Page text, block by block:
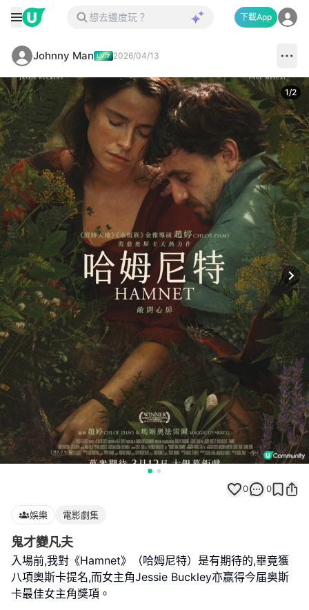
下載App
Johnny Man 2026/04/13
1/2
0 0
娛樂 電影劇集
鬼才變凡夫
入場前,我對《Hamnet》（哈姆尼特）是有期待的,畢竟獲
八項奧斯卡提名,而女主角Jessie Buckley亦赢得今届奥斯
卡最佳女主角獎項。